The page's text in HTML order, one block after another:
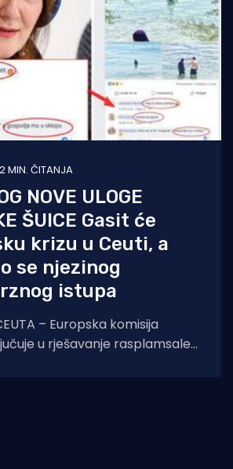
2 MIN. ČITANJA
NOVE ULOGE
ŠUICE Gasit će
krizu u Ceuti, a
se njezinog
istupa
– Europska komisija
u rješavanje rasplamsale